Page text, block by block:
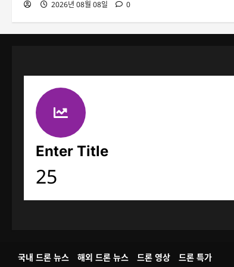
2026년 08월 08일 0
Enter Title
25
국내 드론 뉴스 해외 드론 뉴스 드론 영상 드론 특가